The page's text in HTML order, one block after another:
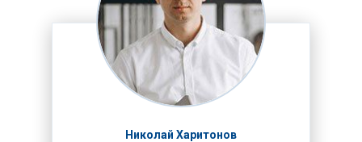
Николай Харитонов